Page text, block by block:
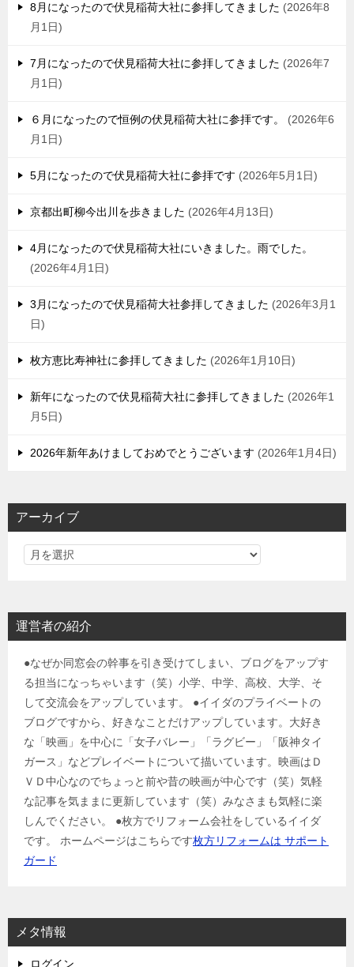
8月になったので伏見稲荷大社に参拝してきました
2026年8
月1日
7月になったので伏見稲荷大社に参拝してきました
2026年7
月1日
６月になったので恒例の伏見稲荷大社に参拝です。
2026年6
月1日
5月になったので伏見稲荷大社に参拝です 2026年5月1日
京都出町柳今出川を歩きました 2026年4月13日
4月になったので伏見稲荷大社にいきました。雨でした。
2026年4月1日
3月になったので伏見稲荷大社参拝してきました
2026年3月1
日
枚方恵比寿神社に参拝してきました 2026年1月10日
新年になったので伏見稲荷大社に参拝してきました
2026年1
月5日
2026年新年あけましておめでとうございます 2026年1月4日
アーカイブ
運営者の紹介
●なぜか同窓会の幹事を引き受けてしまい、ブログをアップす
る担当になっちゃいます（笑）小学、中学、高校、大学、そ
して交流会をアップしています。 ●イイダのプライベートの
ブログですから、好きなことだけアップしています。大好き
な「映画」を中心に「女子バレー」「ラグビー」「阪神タイ
ガース」などプレイベートについて描いています。映画はＤ
ＶＤ中心なのでちょっと前や昔の映画が中心です（笑）気軽
な記事を気ままに更新しています（笑）みなさまも気軽に楽
しんでください。 ●枚方でリフォーム会社をしているイイダ
です。 ホームページはこちらです枚方リフォームは サポート
ガード
メタ情報
ログイン